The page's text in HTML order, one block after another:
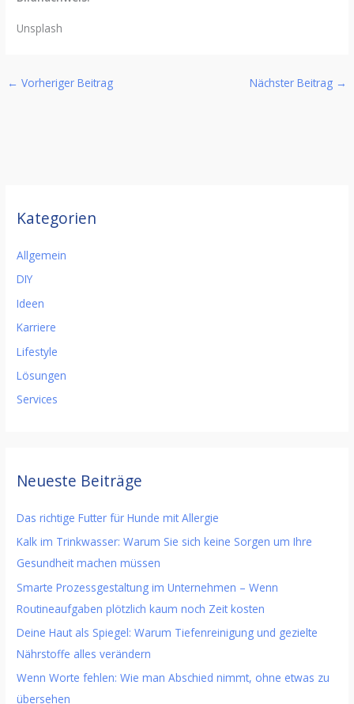
Unsplash
← Vorheriger Beitrag Nächster Beitrag →
Kategorien
Allgemein
DIY
Ideen
Karriere
Lifestyle
Lösungen
Services
Neueste Beiträge
Das richtige Futter für Hunde mit Allergie
Kalk im Trinkwasser: Warum Sie sich keine Sorgen um Ihre
Gesundheit machen müssen
Smarte Prozessgestaltung im Unternehmen – Wenn
Routineaufgaben plötzlich kaum noch Zeit kosten
Deine Haut als Spiegel: Warum Tiefenreinigung und gezielte
Nährstoffe alles verändern
Wenn Worte fehlen: Wie man Abschied nimmt, ohne etwas zu
übersehen